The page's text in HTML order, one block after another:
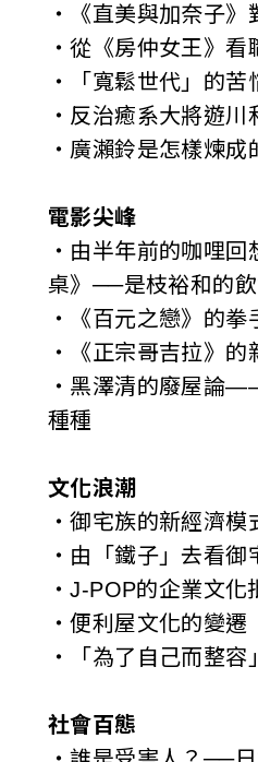
‧《直美與加奈子》
‧從《房仲女王》看
‧「寬鬆世代」的苦
‧反治癒系大將遊川
‧廣瀨鈴是怎樣煉成
電影尖峰
‧由半年前的咖哩回
桌》──是枝裕和的
‧《百元之戀》的拳
‧《正宗哥吉拉》的
‧黑澤清的廢屋論
種種
文化浪潮
‧御宅族的新經濟模
‧由「鐵子」去看御
‧J-POP的企業文化
‧便利屋文化的變遷
‧「為了自己而整容
社會百態